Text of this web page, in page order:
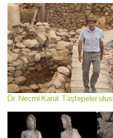
Dr. Necmi Karul: Taştepeler